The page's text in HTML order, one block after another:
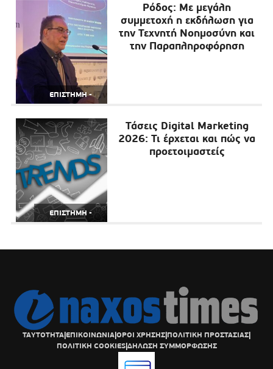
ΕΠΙΣΤΗΜΗ -
Ω
Ρόδος: Με μεγάλη
συμμετοχή η εκδήλωση για
την Τεχνητή Νοημοσύνη και
την Παραπληροφόρηση
ΕΠΙΣΤΗΜΗ -
Τάσεις Digital Marketing
2026: Τι έρχεται και πώς να
προετοιμαστείς
ΤΑΥΤΟΤΗΤΑ|ΕΠΙΚΟΙΝΩΝΙΑ|ΟΡΟΙ ΧΡΗΣΗΣ|ΠΟΛΙΤΙΚΗ ΠΡΟΣΤΑΣΙΑΣ|
ΠΟΛΙΤΙΚΗ COOKIES|ΔΗΛΩΣΗ ΣΥΜΜΟΡΦΩΣΗΣ